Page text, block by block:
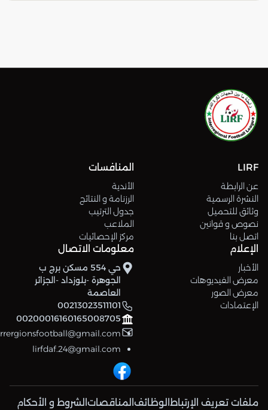
LIRF
عن الرابطة
النشرة الرسمية
وثائق للتحميل
نصوص و قوانين
اتصل بنا
المنافسات
الأندية
الرزنامة و النتائج
جدول الترتيب
الملاعب
مركز الإحصائيات
الإعلام
الأخبار
معرض الفيديوهات
معرض الصور
الإعتمادات
معلومات الاتصال
حي 554 مسكن برج ب
الجوهرة -بلوزداد -الجزائر
العاصمة
00213023511101
00200016160165008705
lirfdaf.24@gmail.com
ملفات تعريف الإرتباط الوظائف المناقصات الشروط و الأحكام